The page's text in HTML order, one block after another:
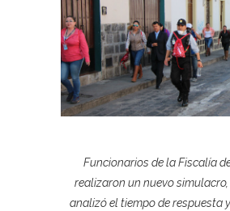
Funcionarios de la Fiscalía
realizaron un nuevo simulacro,
analizó el tiempo de respuesta